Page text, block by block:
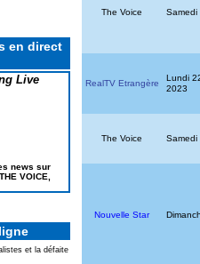
destins
score
en direct
Live
news sur
VOICE,
et la défaite
The Voice Samedi
RealTV Etrangère
Lundi
2023
The Voice Samedi
Nouvelle Star